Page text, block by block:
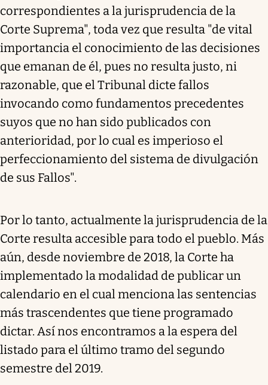
correspondientes a la jurisprudencia de la
Corte Suprema", toda vez que resulta "de vital
importancia el conocimiento de las decisiones
que emanan de él, pues no resulta justo, ni
razonable, que el Tribunal dicte fallos
invocando como fundamentos precedentes
suyos que no han sido publicados con
anterioridad, por lo cual es imperioso el
perfeccionamiento del sistema de divulgación
de sus Fallos".
Por lo tanto, actualmente la jurisprudencia de la
Corte resulta accesible para todo el pueblo. Más
aún, desde noviembre de 2018, la Corte ha
implementado la modalidad de publicar un
calendario en el cual menciona las sentencias
más trascendentes que tiene programado
dictar. Así nos encontramos a la espera del
listado para el último tramo del segundo
semestre del 2019.